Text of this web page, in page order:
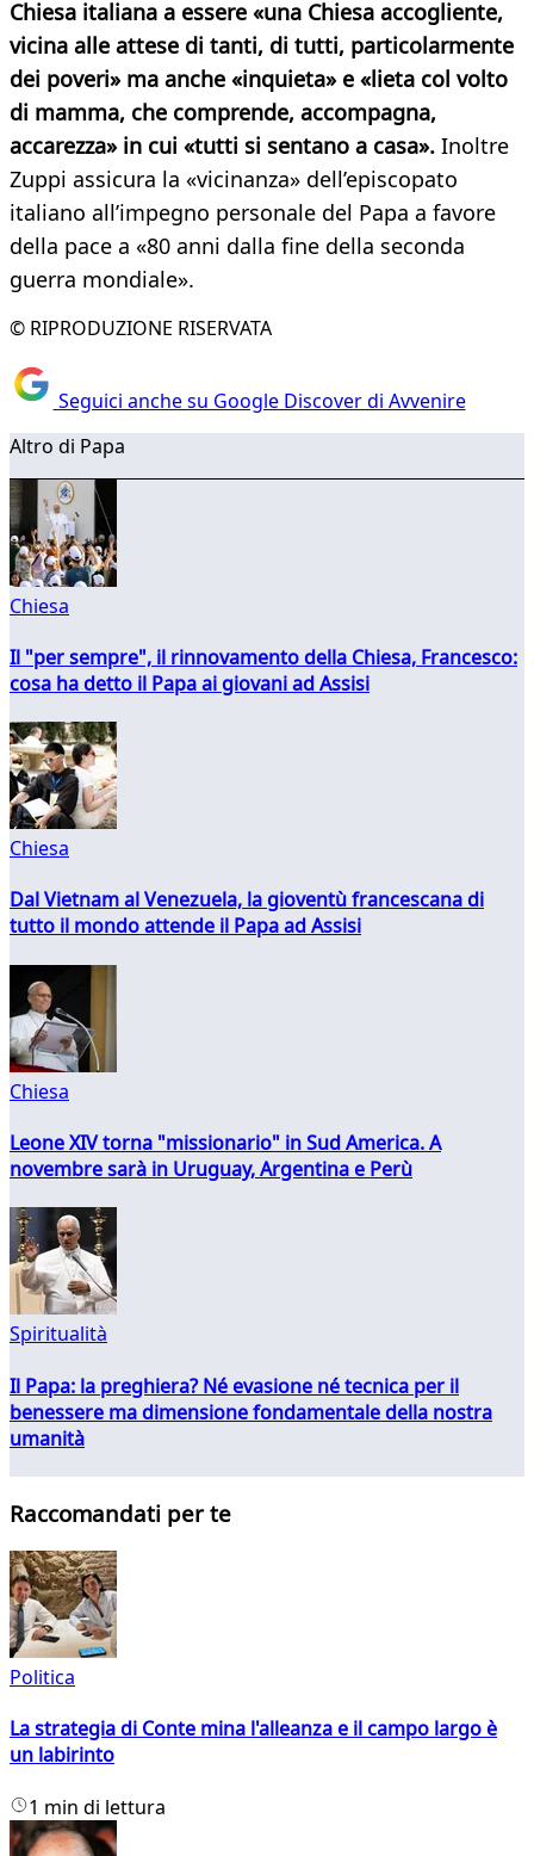
Chiesa italiana a essere «una Chiesa accogliente,
vicina alle attese di tanti, di tutti, particolarmente
dei poveri» ma anche «inquieta» e «lieta col volto
di mamma, che comprende, accompagna,
accarezza» in cui «tutti si sentano a casa». Inoltre
Zuppi assicura la «vicinanza» dell’episcopato
italiano all’impegno personale del Papa a favore
della pace a «80 anni dalla fine della seconda
guerra mondiale».
© RIPRODUZIONE RISERVATA
Seguici anche su Google Discover di Avvenire
Altro di Papa
Chiesa
Il "per sempre", il rinnovamento della Chiesa, Francesco:
cosa ha detto il Papa ai giovani ad Assisi
Chiesa
Dal Vietnam al Venezuela, la gioventù francescana di
tutto il mondo attende il Papa ad Assisi
Chiesa
Leone XIV torna "missionario" in Sud America. A
novembre sarà in Uruguay, Argentina e Perù
Spiritualità
Il Papa: la preghiera? Né evasione né tecnica per il
benessere ma dimensione fondamentale della nostra
umanità
Raccomandati per te
Politica
La strategia di Conte mina l'alleanza e il campo largo è
un labirinto
1 min di lettura